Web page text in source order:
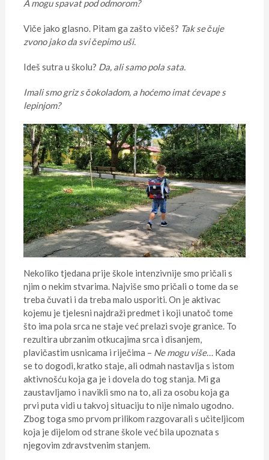
A mogu spavat pod odmorom?
Viče jako glasno. Pitam ga zašto vičeš? Tak se čuje
zvono jako da svi čepimo uši.
Ideš sutra u školu? Da, ali samo pola sata.
Imali smo griz s čokoladom, a hoćemo imat ćevape s
lepinjom?
Nekoliko tjedana prije škole intenzivnije smo pričali s
njim o nekim stvarima. Najviše smo pričali o tome da se
treba čuvati i da treba malo usporiti. On je aktivac
kojemu je tjelesni najdraži predmet i koji unatoč tome
što ima pola srca ne staje već prelazi svoje granice. To
rezultira ubrzanim otkucajima srca i disanjem,
plavičastim usnicama i riječima – Ne mogu više…
Kada
se to dogodi, kratko staje, ali odmah nastavlja s istom
aktivnošću koja ga je i dovela do tog stanja. Mi ga
zaustavljamo i navikli smo na to, ali za osobu koja ga
prvi puta vidi u takvoj situaciju to nije nimalo ugodno.
Zbog toga smo prvom prilikom razgovarali s učiteljicom
koja je dijelom od strane škole već bila upoznata s
njegovim zdravstvenim stanjem.